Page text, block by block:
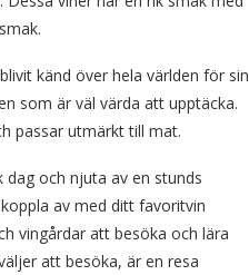
känd över hela världen för sin
som är väl värda att upptäcka.
passar utmärkt till mat.
och njuta av en stunds
av med ditt favoritvin
vingårdar att besöka och lära
att besöka, är en resa